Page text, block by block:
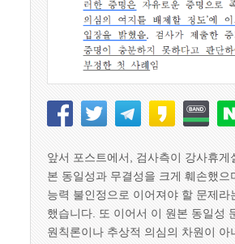
앞서 포스트에서, 검사측이 강사휴게
본 동일성과 무결성을 크게 훼손했으
능력 불인정으로 이어져야 할 문제라
했습니다. 또 이어서 이 원본 동일성
원칙론이나 추상적 의심의 차원이 아